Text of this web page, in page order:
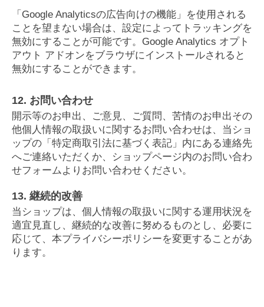
「Google Analyticsの広告向けの機能」を使用される
ことを望まない場合は、設定によってトラッキングを
無効にすることが可能です。Google Analytics オプト
アウト アドオンをブラウザにインストールされると
無効にすることができます。
12. お問い合わせ
開示等のお申出、ご意見、ご質問、苦情のお申出その
他個人情報の取扱いに関するお問い合わせは、当ショ
ップの「特定商取引法に基づく表記」内にある連絡先
へご連絡いただくか、ショップページ内のお問い合わ
せフォームよりお問い合わせください。
13. 継続的改善
当ショップは、個人情報の取扱いに関する運用状況を
適宜見直し、継続的な改善に努めるものとし、必要に
応じて、本プライバシーポリシーを変更することがあ
ります。